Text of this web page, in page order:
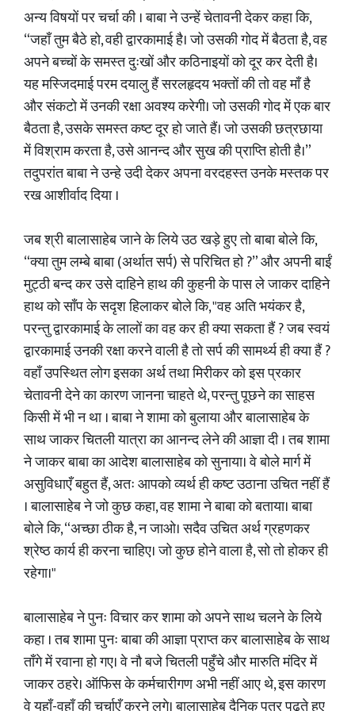
अन्य विषयों पर चर्चा की । बाबा ने उन्हें चेतावनी देकर कहा कि,
“जहाँ तुम बैठे हो, वही द्वारकामाई है। जो उसकी गोद में बैठता है, वह
अपने बच्चों के समस्त दुःखों और कठिनाइयों को दूर कर देती है।
यह मस्जिदमाई परम दयालु हैं सरलहृदय भक्तों की तो वह माँ है
और संकटो में उनकी रक्षा अवश्य करेगी। जो उसकी गोद में एक बार
बैठता है, उसके समस्त कष्ट दूर हो जाते हैं। जो उसकी छत्रछाया
में विश्राम करता है, उसे आनन्द और सुख की प्राप्ति होती है।”
तदुपरांत बाबा ने उन्हे उदी देकर अपना वरदहस्त उनके मस्तक पर
रख आशीर्वाद दिया ।
जब श्री बालासाहेब जाने के लिये उठ खड़े हुए तो बाबा बोले कि,
“क्या तुम लम्बे बाबा (अर्थात सर्प) से परिचित हो ?” और अपनी बाईं
मुट्ठी बन्द कर उसे दाहिने हाथ की कुहनी के पास ले जाकर दाहिने
हाथ को साँप के सदृश हिलाकर बोले कि, "वह अति भयंकर है,
परन्तु द्वारकामाई के लालों का वह कर ही क्या सकता हैं ? जब स्वयं
द्वारकामाई उनकी रक्षा करने वाली है तो सर्प की सामर्थ्य ही क्या हैं ?
वहाँ उपस्थित लोग इसका अर्थ तथा मिरीकर को इस प्रकार
चेतावनी देने का कारण जानना चाहते थे, परन्तु पूछने का साहस
किसी में भी न था । बाबा ने शामा को बुलाया और बालासाहेब के
साथ जाकर चितली यात्रा का आनन्द लेने की आज्ञा दी । तब शामा
ने जाकर बाबा का आदेश बालासाहेब को सुनाया। वे बोले मार्ग में
असुविधाएँ बहुत हैं, अतः आपको व्यर्थ ही कष्ट उठाना उचित नहीं हैं
। बालासाहेब ने जो कुछ कहा, वह शामा ने बाबा को बताया। बाबा
बोले कि, “अच्छा ठीक है, न जाओ। सदैव उचित अर्थ ग्रहणकर
श्रेष्ठ कार्य ही करना चाहिए। जो कुछ होने वाला है, सो तो होकर ही
रहेगा।"
बालासाहेब ने पुनः विचार कर शामा को अपने साथ चलने के लिये
कहा । तब शामा पुनः बाबा की आज्ञा प्राप्त कर बालासाहेब के साथ
ताँगे में रवाना हो गए। वे नौ बजे चितली पहुँचे और मारुति मंदिर में
जाकर ठहरे। ऑफिस के कर्मचारीगण अभी नहीं आए थे, इस कारण